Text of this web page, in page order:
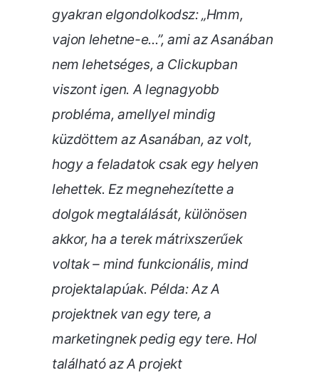
gyakran elgondolkodsz: „Hmm,
vajon lehetne-e...”, ami az Asanában
nem lehetséges, a Clickupban
viszont igen. A legnagyobb
probléma, amellyel mindig
küzdöttem az Asanában, az volt,
hogy a feladatok csak egy helyen
lehettek. Ez megnehezítette a
dolgok megtalálását, különösen
akkor, ha a terek mátrixszerűek
voltak – mind funkcionális, mind
projektalapúak. Példa: Az A
projektnek van egy tere, a
marketingnek pedig egy tere. Hol
található az A projekt